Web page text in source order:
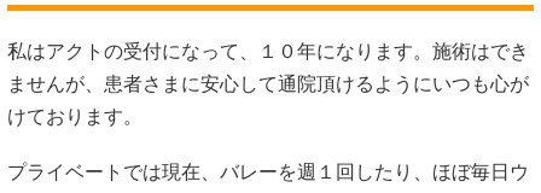
私はアクトの受付になって、１０年になります。施術はでき
ませんが、患者さまに安心して通院頂けるようにいつも心が
けております。
プライベートでは現在、バレーを週１回したり、ほぼ毎日ウ